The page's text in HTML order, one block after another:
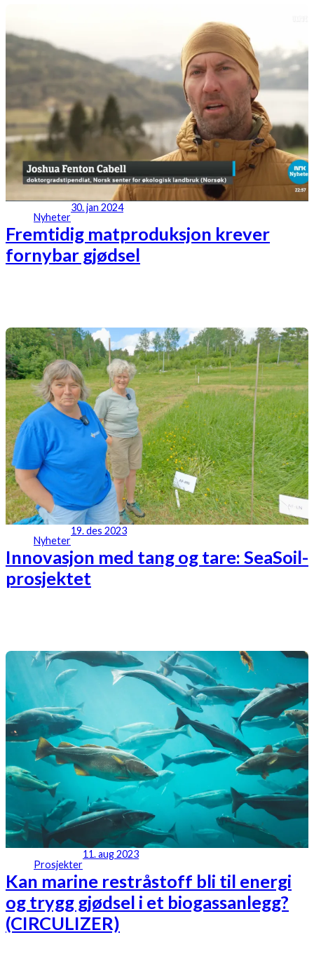
Nyheter
30. jan 2024
Fremtidig matproduksjon krever
fornybar gjødsel
Nyheter
19. des 2023
Innovasjon med tang og tare: SeaSoil-
prosjektet
Prosjekter
11. aug 2023
Kan marine restråstoff bli til energi
og trygg gjødsel i et biogassanlegg?
(CIRCULIZER)